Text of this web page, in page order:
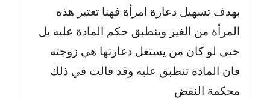
بهدف تسهيل دعارة امرأة فهنا تعتبر هذه
المرأة من الغير وينطبق حكم المادة عليه بل
حتى لو كان من يستغل دعارتها هي زوجته
فان المادة تنطبق عليه وقد قالت في ذلك
محكمة النقض